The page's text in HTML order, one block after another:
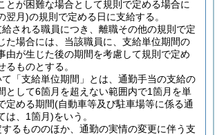
とが困難な場合として規則で定める場合に
翌月)の規則で定める日に支給する。
される職員につき、離職その他の規則で定
た場合には、当該職員に、支給単位期間の
由が生じた後の期間を考慮して規則で定め
るものとする。
て「支給単位期間」とは、通勤手当の支給の
として6箇月を超えない範囲内で1箇月を単
定める期間(自動車等及び駐車場等に係る通
は、1箇月)をいう。
するもののほか、通勤の実情の変更に伴う支